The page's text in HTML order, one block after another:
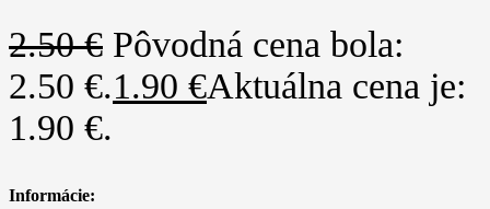
2.50€ Pôvodná cena bola:
2.50 €.1.90 €Aktuálna cena je:
1.90 €.
Informácie: